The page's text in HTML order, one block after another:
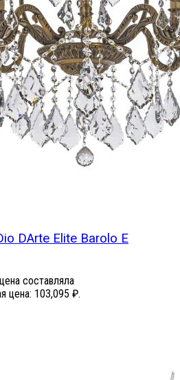
DArte Elite Barolo E
составляла
цена: 103,095 ₽.